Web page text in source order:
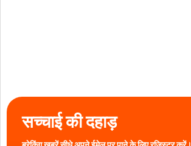
सच्चाई की दहाड़